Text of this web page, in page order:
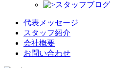
スタッフブログ
代表メッセージ
スタッフ紹介
会社概要
お問い合わせ